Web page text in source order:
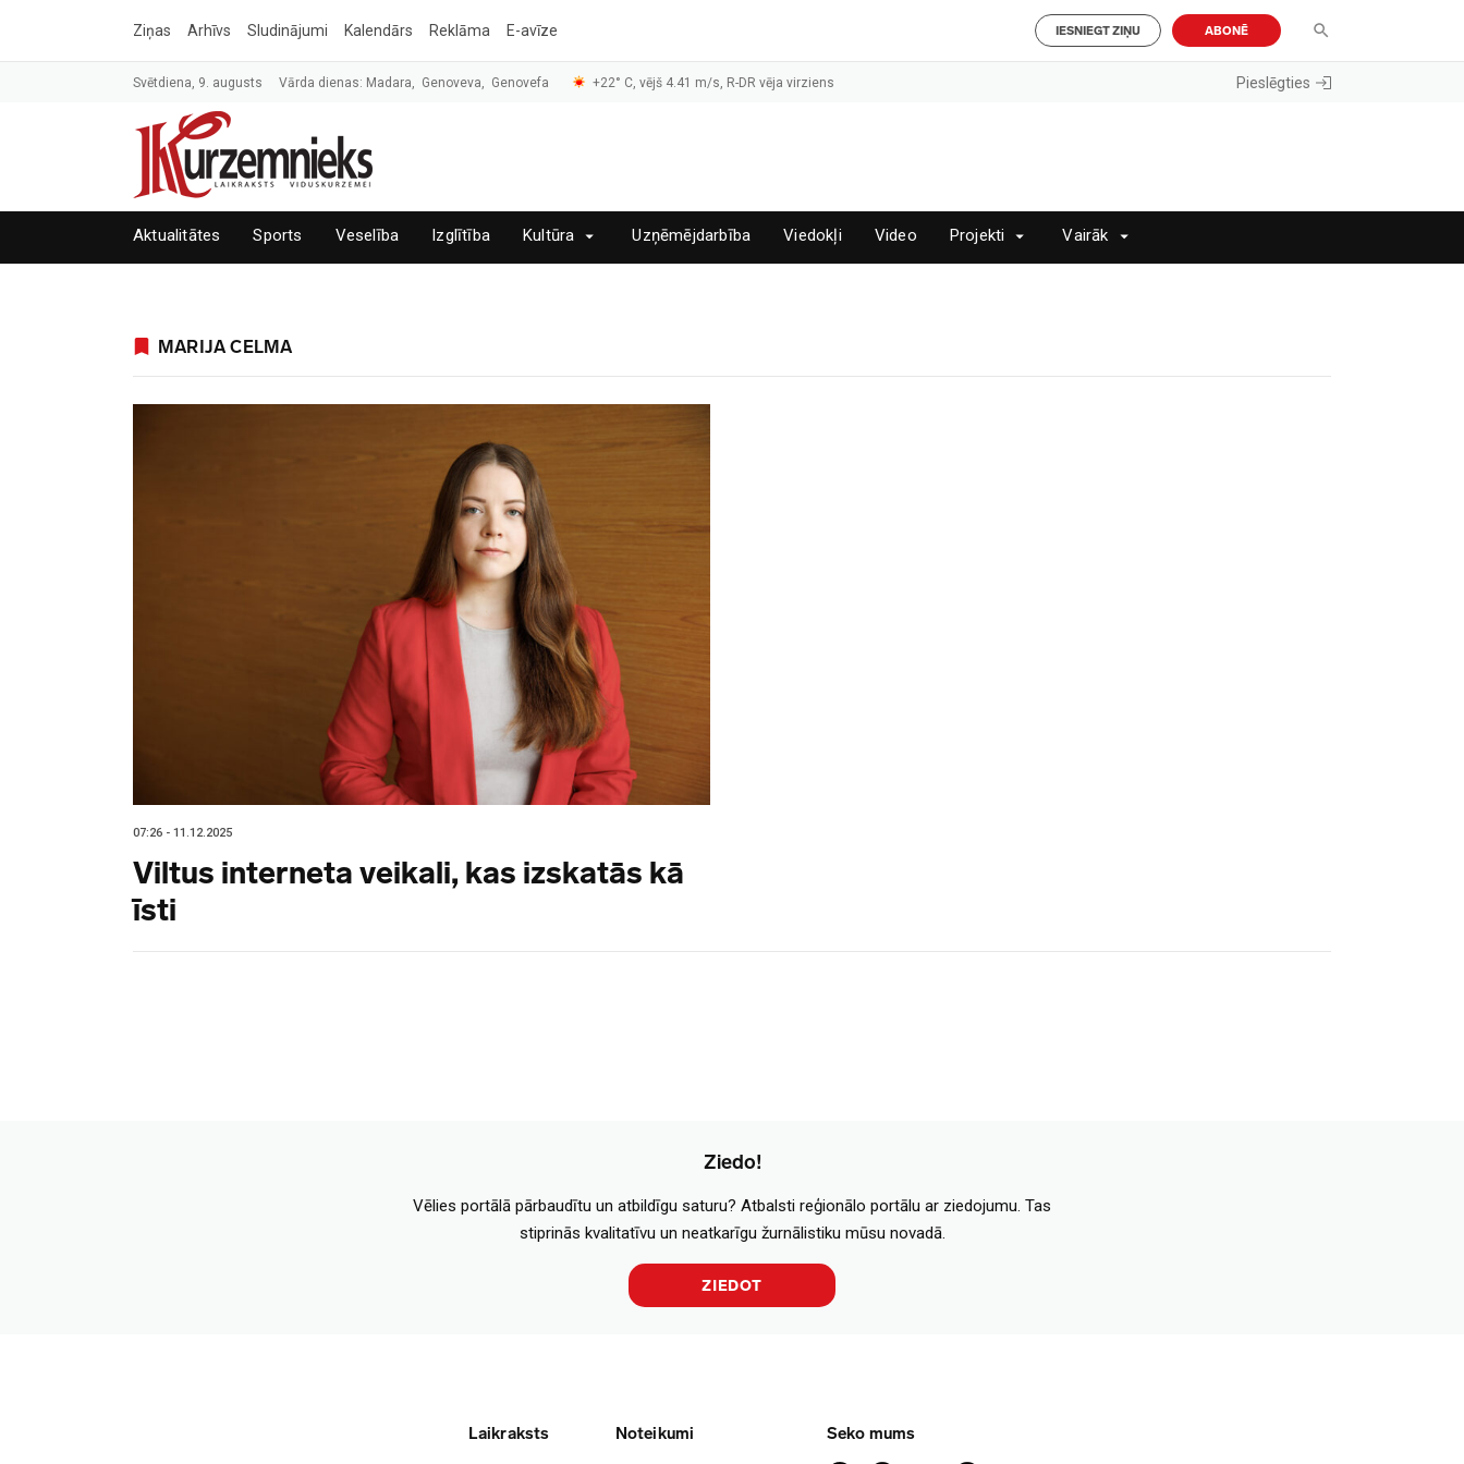
Ziņas Arhīvs Sludinājumi Kalendārs Reklāma E-avīze IESNIEGT ZIŅU ABONĒ
Svētdiena, 9. augusts Vārda dienas: Madara, Genoveva, Genovefa +22° C, vējš 4.41 m/s, R-DR vēja virziens Pieslēgties
Aktualitātes Sports Veselība Izglītība Kultūra Uzņēmējdarbība Viedokļi Video Projekti Vairāk
MARIJA CELMA
07:26 - 11.12.2025
Viltus interneta veikali, kas izskatās kā
īsti
Ziedo!
Vēlies portālā pārbaudītu un atbildīgu saturu? Atbalsti reģionālo portālu ar ziedojumu. Tas
stiprinās kvalitatīvu un neatkarīgu žurnālistiku mūsu novadā.
ZIEDOT
Laikraksts Noteikumi Seko mums